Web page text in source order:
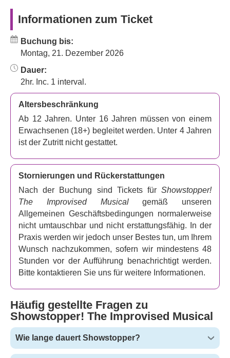
Show, indem es einfach seine Ideen laut ausspricht, und
die Darsteller lassen ihre Magie wirken. Im Grunde ist es
Ihre
Die Showstopper-Besetzung und -Band kreieren direkt
vor Ihren Augen ein brandneues Musical mit urkomischen
Charakteren, fantastischen Tanzeinlagen,
wunderschönen Melodien, fesselnden
Handlungssträngen und einer ordentlichen Portion West-
End-Flair. Wie Sie sehen, ist jeder Abend eine Premiere!
Showstopper verspricht dem Publikum einen
einzigartigen und unvergesslichen Comedy-Abend in
London! Das improvisierte Musical
guten Ruf und seiner Geschichte, dass es immer
erfolgreicher wird!
Informationen zum Ticket
Buchung bis:
Montag, 21. Dezember 2026
Dauer:
2hr. Inc. 1 interval.
Altersbeschränkung
Ab 12 Jahren. Unter 16 Jahren müssen von einem
Erwachsenen (18+) begleitet werden. Unter 4 Jahren
ist der Zutritt nicht gestattet.
Stornierungen und Rückerstattungen
Nach der Buchung sind Tickets für Showstopper!
The Improvised Musicalgemäß unseren
Allgemeinen Geschäftsbedingungen normalerweise
nicht umtauschbar und nicht erstattungsfähig. In der
Praxis werden wir jedoch unser Bestes tun, um Ihrem
Wunsch nachzukommen, sofern wir mindestens 48
Stunden vor der Aufführung benachrichtigt werden.
Bitte kontaktieren Sie uns für weitere Informationen.
Häufig gestellte Fragen zu
Showstopper! The Improvised Musical
Wie lange dauert Showstopper?